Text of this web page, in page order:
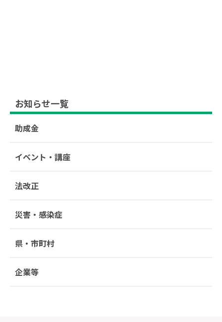
お知らせ一覧
助成金
イベント・講座
法改正
災害・感染症
県・市町村
企業等